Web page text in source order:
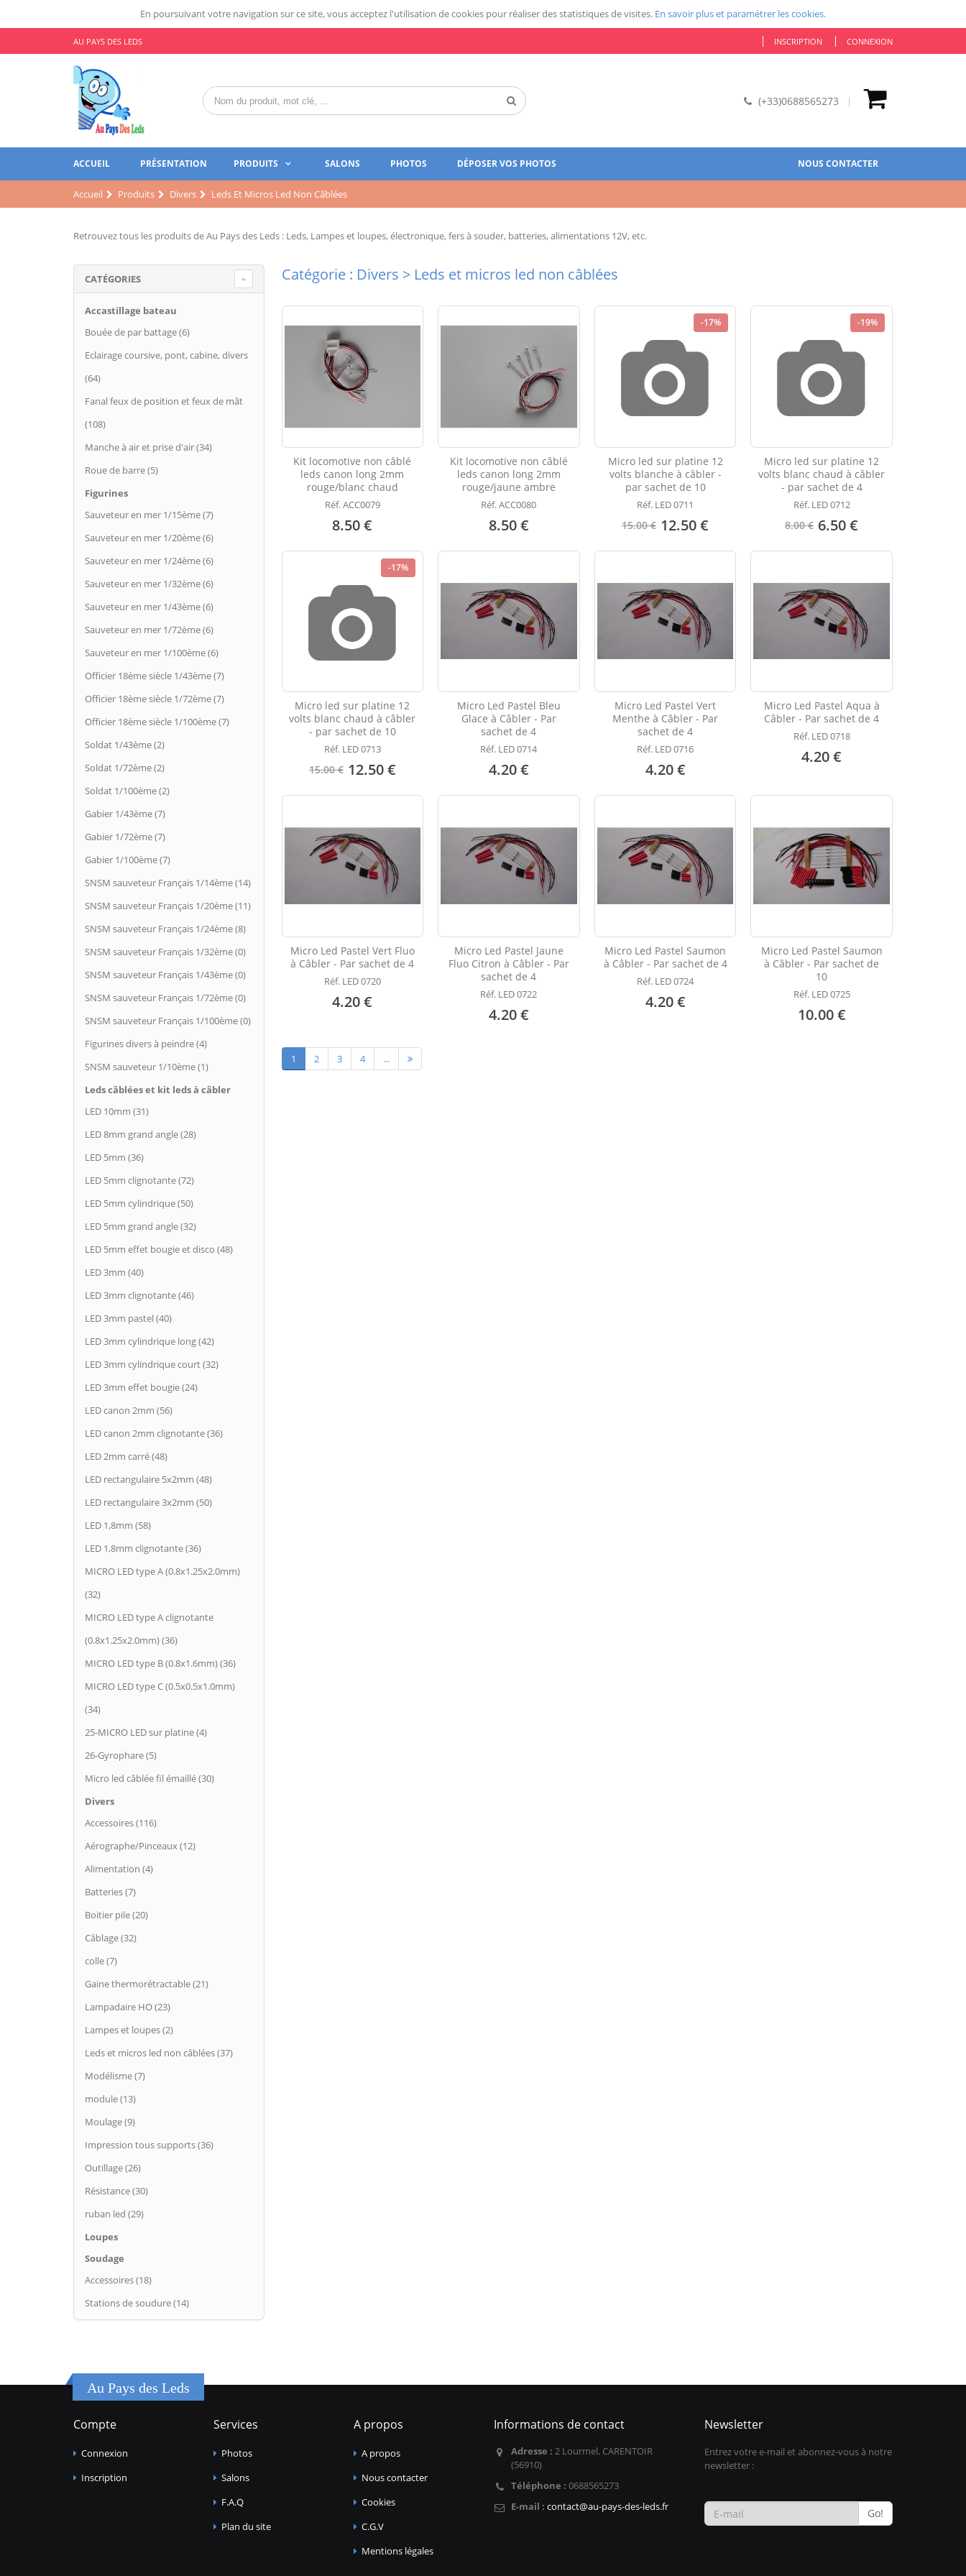
En poursuivant votre navigation sur ce site, vous acceptez l'utilisation de cookies pour réaliser des statistiques de visites. En savoir plus et paramétrer les cookies.
AU PAYS DES LEDS INSCRIPTION CONNEXION
(+33)0688565273
ACCUEIL PRÉSENTATION PRODUITS SALONS PHOTOS DÉPOSER VOS PHOTOS NOUS CONTACTER
Accueil Produits Divers Leds Et Micros Led Non Câblées
Retrouvez tous les produits de Au Pays des Leds : Leds, Lampes et loupes, électronique, fers à souder, batteries, alimentations 12V, etc.
Catégorie : Divers > Leds et micros led non câblées
Kit locomotive non câblé
leds canon long 2mm
rouge/blanc chaud
Réf. ACC0079
8.50 €
Kit locomotive non câblé
leds canon long 2mm
rouge/jaune ambre
Réf. ACC0080
8.50 €
-17%
Micro led sur platine 12
volts blanche à câbler -
par sachet de 10
Réf. LED 0711
15.00 € 12.50 €
-19%
Micro led sur platine 12
volts blanc chaud à câbler
- par sachet de 4
Réf. LED 0712
8.00 € 6.50 €
-17%
Micro led sur platine 12
volts blanc chaud à câbler
- par sachet de 10
Réf. LED 0713
15.00 € 12.50 €
Micro Led Pastel Bleu
Glace à Câbler - Par
sachet de 4
Réf. LED 0714
4.20 €
Micro Led Pastel Vert
Menthe à Câbler - Par
sachet de 4
Réf. LED 0716
4.20 €
Micro Led Pastel Aqua à
Câbler - Par sachet de 4
Réf. LED 0718
4.20 €
Micro Led Pastel Vert Fluo
à Câbler - Par sachet de 4
Réf. LED 0720
4.20 €
Micro Led Pastel Jaune
Fluo Citron à Câbler - Par
sachet de 4
Réf. LED 0722
4.20 €
Micro Led Pastel Saumon
à Câbler - Par sachet de 4
Réf. LED 0724
4.20 €
Micro Led Pastel Saumon
à Câbler - Par sachet de
10
Réf. LED 0725
10.00 €
1 2 3 4 ...
CATÉGORIES
Accastillage bateau
Bouée de par battage (6)
Eclairage coursive, pont, cabine, divers
(64)
Fanal feux de position et feux de mât
(108)
Manche à air et prise d'air (34)
Roue de barre (5)
Figurines
Sauveteur en mer 1/15ème (7)
Sauveteur en mer 1/20ème (6)
Sauveteur en mer 1/24ème (6)
Sauveteur en mer 1/32ème (6)
Sauveteur en mer 1/43ème (6)
Sauveteur en mer 1/72ème (6)
Sauveteur en mer 1/100ème (6)
Officier 18ème siècle 1/43ème (7)
Officier 18ème siècle 1/72ème (7)
Officier 18ème siècle 1/100ème (7)
Soldat 1/43ème (2)
Soldat 1/72ème (2)
Soldat 1/100ème (2)
Gabier 1/43ème (7)
Gabier 1/72ème (7)
Gabier 1/100ème (7)
SNSM sauveteur Français 1/14ème (14)
SNSM sauveteur Français 1/20ème (11)
SNSM sauveteur Français 1/24ème (8)
SNSM sauveteur Français 1/32ème (0)
SNSM sauveteur Français 1/43ème (0)
SNSM sauveteur Français 1/72ème (0)
SNSM sauveteur Français 1/100ème (0)
Figurines divers à peindre (4)
SNSM sauveteur 1/10ème (1)
Leds câblées et kit leds à câbler
LED 10mm (31)
LED 8mm grand angle (28)
LED 5mm (36)
LED 5mm clignotante (72)
LED 5mm cylindrique (50)
LED 5mm grand angle (32)
LED 5mm effet bougie et disco (48)
LED 3mm (40)
LED 3mm clignotante (46)
LED 3mm pastel (40)
LED 3mm cylindrique long (42)
LED 3mm cylindrique court (32)
LED 3mm effet bougie (24)
LED canon 2mm (56)
LED canon 2mm clignotante (36)
LED 2mm carré (48)
LED rectangulaire 5x2mm (48)
LED rectangulaire 3x2mm (50)
LED 1,8mm (58)
LED 1,8mm clignotante (36)
MICRO LED type A (0.8x1.25x2.0mm)
(32)
MICRO LED type A clignotante
(0.8x1.25x2.0mm) (36)
MICRO LED type B (0.8x1.6mm) (36)
MICRO LED type C (0.5x0.5x1.0mm)
(34)
25-MICRO LED sur platine (4)
26-Gyrophare (5)
Micro led câblée fil émaillé (30)
Divers
Accessoires (116)
Aérographe/Pinceaux (12)
Alimentation (4)
Batteries (7)
Boitier pile (20)
Câblage (32)
colle (7)
Gaine thermorétractable (21)
Lampadaire HO (23)
Lampes et loupes (2)
Leds et micros led non câblées (37)
Modélisme (7)
module (13)
Moulage (9)
Impression tous supports (36)
Outillage (26)
Résistance (30)
ruban led (29)
Loupes
Soudage
Accessoires (18)
Stations de soudure (14)
Au Pays des Leds
Compte
Connexion
Inscription
Services
Photos
Salons
F.A.Q
Plan du site
A propos
A propos
Nous contacter
Cookies
C.G.V
Mentions légales
Informations de contact
Adresse : 2 Lourmel, CARENTOIR
(56910)
Téléphone : 0688565273
E-mail : contact@au-pays-des-leds.fr
Newsletter
Entrez votre e-mail et abonnez-vous à notre
newsletter :
Go!